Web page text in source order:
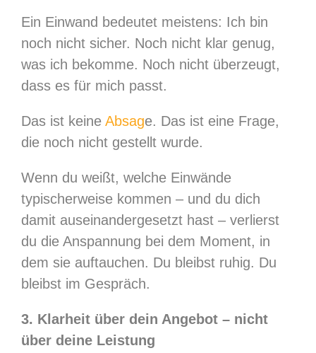
Ein Einwand bedeutet meistens: Ich bin
noch nicht sicher. Noch nicht klar genug,
was ich bekomme. Noch nicht überzeugt,
dass es für mich passt.
Das ist keine Absage. Das ist eine Frage,
die noch nicht gestellt wurde.
Wenn du weißt, welche Einwände
typischerweise kommen – und du dich
damit auseinandergesetzt hast – verlierst
du die Anspannung bei dem Moment, in
dem sie auftauchen. Du bleibst ruhig. Du
bleibst im Gespräch.
3. Klarheit über dein Angebot – nicht
über deine Leistung